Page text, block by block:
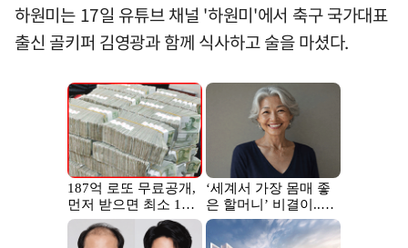
하원미는 17일 유튜브 채널 '하원미'에서 축구 국가대표
출신 골키퍼 김영광과 함께 식사하고 술을 마셨다.